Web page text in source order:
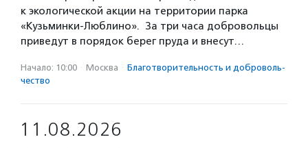
к экологической акции на территории парка
«Кузьминки-Люблино». За три часа добровольцы
приведут в порядок берег пруда и внесут…
Начало: 10:00 · Москва · Благотвори­тель­ность и доброволь­
чест­во
11.08.2026